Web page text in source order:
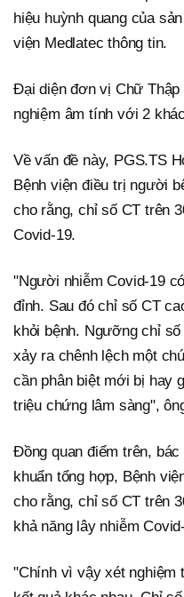
hiệu huỳnh quang của
viện Medlatec thông tin.
Đại diện đơn vị Chữ Thập
nghiệm âm tính với 2
Về vấn đề này, PGS.TS
Bệnh viện điều trị người
cho rằng, chỉ số CT trên
Covid-19.
"Người nhiễm Covid-19
đỉnh. Sau đó chỉ số CT
khỏi bệnh. Ngưỡng chỉ
xảy ra chênh lệch một
cần phân biệt mới bị hay
triệu chứng lâm sàng",
Đồng quan điểm trên,
khuẩn tổng hợp, Bệnh
cho rằng, chỉ số CT trên
khả năng lây nhiễm
"Chính vì vậy xét nghiệm